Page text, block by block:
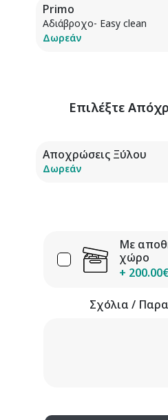
Primo
Αδιάβροχο- Easy clean
Δωρεάν
Επιλέξτε
Αποχρώσεις Ξύλου
Δωρεάν
Με
χώρο
+
Σχόλια /